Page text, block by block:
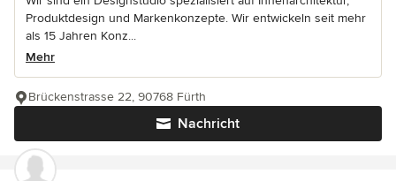
Produktdesign und Markenkonzepte. Wir entwickeln seit mehr
als 15 Jahren Konz...
Mehr
Nachricht
Brückenstrasse 22, 90768 Fürth